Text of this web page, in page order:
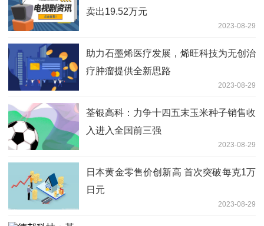
卖出19.52万元
2023-08-29
助力石墨烯医疗发展，烯旺科技为无创治
疗肿瘤提供全新思路
2023-08-29
荃银高科：力争十四五末玉米种子销售收
入进入全国前三强
2023-08-29
日本黄金零售价创新高 首次突破每克1万
日元
2023-08-29